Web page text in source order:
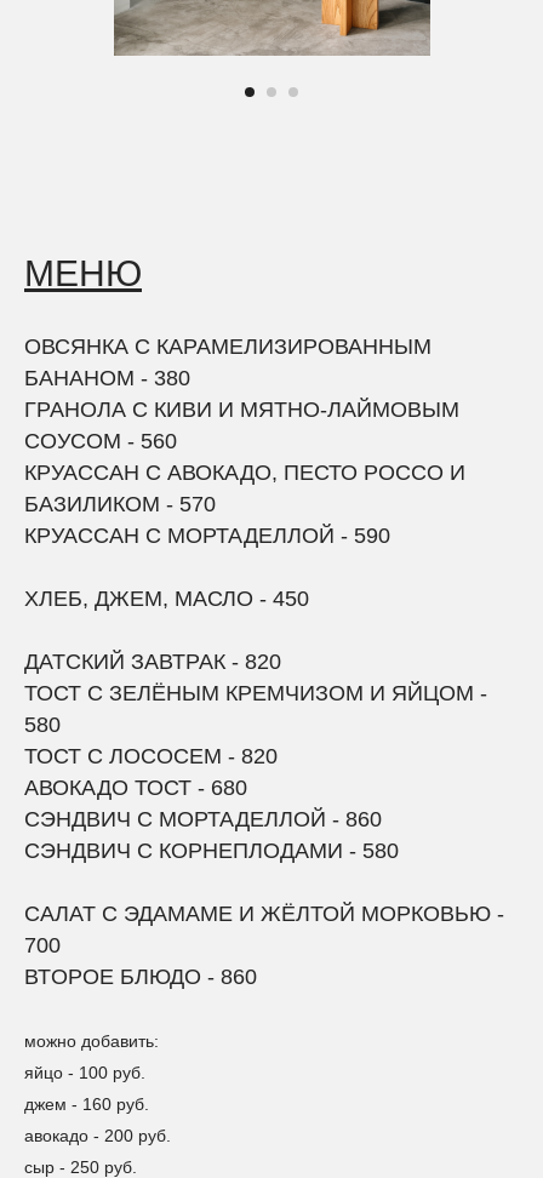
МЕНЮ
ОВСЯНКА С КАРАМЕЛИЗИРОВАННЫМ
БАНАНОМ - 380
ГРАНОЛА С КИВИ И МЯТНО-ЛАЙМОВЫМ
СОУСОМ - 560
КРУАССАН С АВОКАДО, ПЕСТО РОССО И
БАЗИЛИКОМ - 570
КРУАССАН С МОРТАДЕЛЛОЙ - 590
ХЛЕБ, ДЖЕМ, МАСЛО - 450
ДАТСКИЙ ЗАВТРАК - 820
ТОСТ С ЗЕЛЁНЫМ КРЕМЧИЗОМ И ЯЙЦОМ -
580
ТОСТ С ЛОСОСЕМ - 820
АВОКАДО ТОСТ - 680
СЭНДВИЧ С МОРТАДЕЛЛОЙ - 860
СЭНДВИЧ С КОРНЕПЛОДАМИ - 580
САЛАТ С ЭДАМАМЕ И ЖЁЛТОЙ МОРКОВЬЮ -
700
ВТОРОЕ БЛЮДО - 860
можно добавить:
яйцо - 100 руб.
джем - 160 руб.
авокадо - 200 руб.
сыр - 250 руб.